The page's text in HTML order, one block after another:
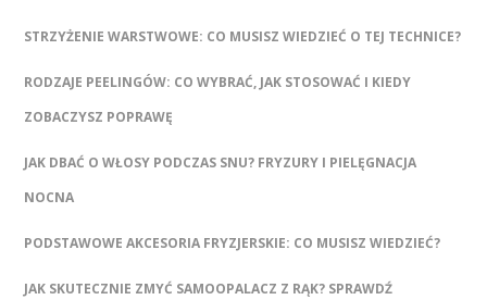
STRZYŻENIE WARSTWOWE: CO MUSISZ WIEDZIEĆ O TEJ TECHNICE?
RODZAJE PEELINGÓW: CO WYBRAĆ, JAK STOSOWAĆ I KIEDY
ZOBACZYSZ POPRAWĘ
JAK DBAĆ O WŁOSY PODCZAS SNU? FRYZURY I PIELĘGNACJA
NOCNA
PODSTAWOWE AKCESORIA FRYZJERSKIE: CO MUSISZ WIEDZIEĆ?
JAK SKUTECZNIE ZMYĆ SAMOOPALACZ Z RĄK? SPRAWDŹ